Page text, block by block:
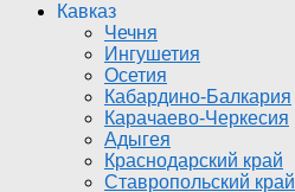
Кавказ
Чечня
Ингушетия
Осетия
Кабардино-Балкария
Карачаево-Черкесия
Адыгея
Краснодарский край
Ставропольский край